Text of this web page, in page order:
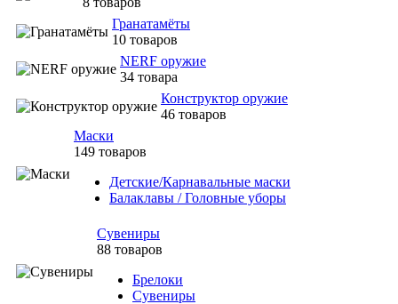
Гранатамёты
10 товаров
NERF оружие
34 товара
Конструктор оружие
46 товаров
Маски
149 товаров
Детские/Карнавальные маски
Балаклавы / Головные уборы
Сувениры
88 товаров
Брелоки
Сувениры